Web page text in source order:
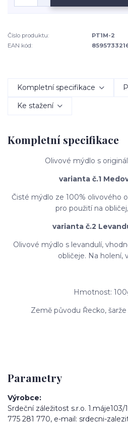
Číslo produktu:
PT1M-2
EAN kód:
Kompletní specifikace
Ke stažení
Kompletní specifikace
Olivové mýdlo s
varianta č.1
Čisté mýdlo ze 100% olivového
pro použití na
varianta č.2
Olivové mýdlo s levandulí,
obličeje. Na holení,
Hmotnost:
Země původu Řecko,
Parametry
Výrobce
Srdeční záležitost s.r.o. 1.máje103/
775 281 770, e-mail: srdecni-